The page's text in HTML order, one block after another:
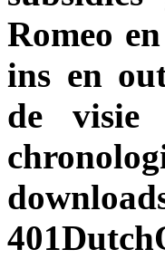
Romeo
ins en
de visie